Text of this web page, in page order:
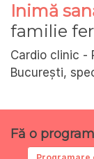
Inimă
familie
Cardio clinic -
București,
Fă o